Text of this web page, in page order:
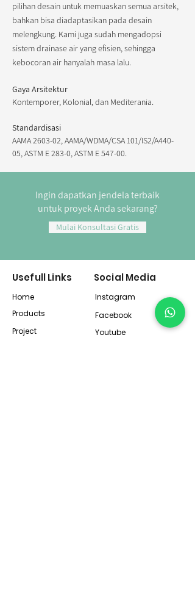
pilihan desain untuk memuaskan semua arsitek,
bahkan bisa diadaptasikan pada desain
melengkung. Kami juga sudah mengadopsi
sistem drainase air yang efisien, sehingga
kebocoran air hanyalah masa lalu.
Gaya Arsitektur
Kontemporer, Kolonial, dan Mediterania.
Standardisasi
AAMA 2603-02, AAMA/WDMA/CSA 101/IS2/A440-
05, ASTM E 283-0, ASTM E 547-00.
Ingin dapatkan jendela terbaik
untuk proyek Anda sekarang?
Mulai Konsultasi Gratis
Usefull Links
Home
Products
Project
Social Media
Instagram
Facebook
Youtube